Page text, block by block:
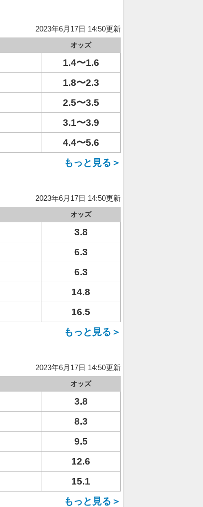
2023年6月17日 14:50更新
オッズ
1.4〜1.6
1.8〜2.3
2.5〜3.5
3.1〜3.9
4.4〜5.6
もっと見る＞
2023年6月17日 14:50更新
オッズ
3.8
6.3
6.3
14.8
16.5
もっと見る＞
2023年6月17日 14:50更新
オッズ
3.8
8.3
9.5
12.6
15.1
もっと見る＞